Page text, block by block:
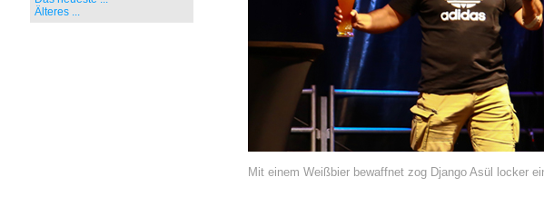
Älteres ...
Mit einem Weißbier bewaffnet zog Django Asül locker